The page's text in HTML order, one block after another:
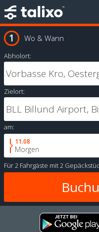
Wo & Wann
Abholort:
Zielort:
am:
11.08
Morgen
Für2 Fahrgäste mit2